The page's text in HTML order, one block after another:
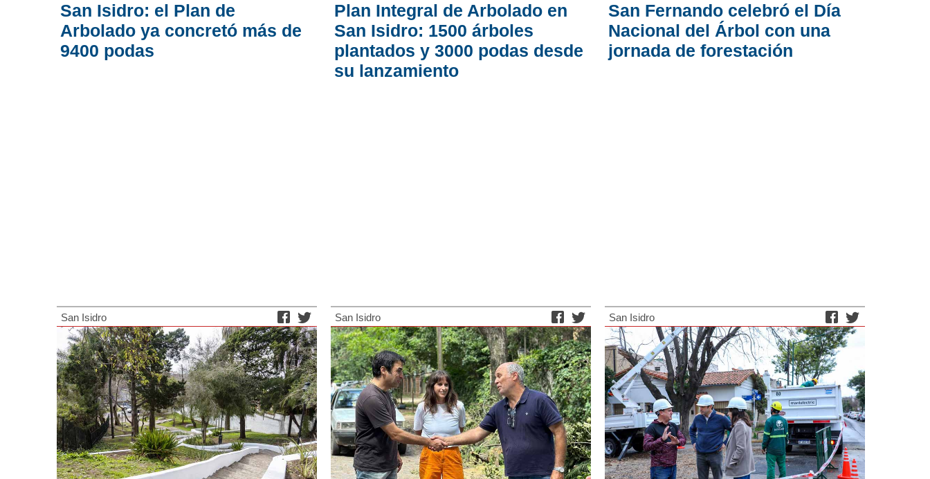
San Isidro: el Plan de
Arbolado ya concretó más de
9400 podas
Plan Integral de Arbolado en
San Isidro: 1500 árboles
plantados y 3000 podas desde
su lanzamiento
San Fernando celebró el Día
Nacional del Árbol con una
jornada de forestación
San Isidro San Isidro San Isidro